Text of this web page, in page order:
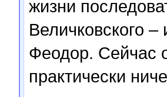
жизни
Величковского
Феодор. Сейчас
практически